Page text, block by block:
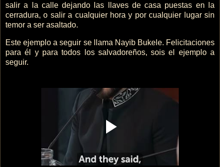
salir a la calle dejando las llaves de casa puestas en la
cerradura, o salir a cualquier hora y por cualquier lugar sin
temor a ser asaltado.
Este ejemplo a seguir se llama Nayib Bukele. Felicitaciones
para él y para todos los salvadoreños, sois el ejemplo a
seguir.